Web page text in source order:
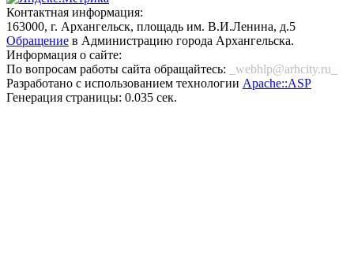
Контактная информация:
163000, г. Архангельск, площадь им. В.И.Ленина, д.5
Обращение в Администрацию города Архангельска.
Информация о сайте:
По вопросам работы сайта обращайтесь:
_webhlp@arhcity.ru_
Разработано с использованием технологии Apache::ASP
Генерация страницы: 0.035 сек.